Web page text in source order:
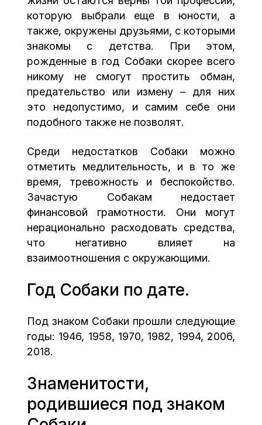
которую выбрали еще в юности, а
также, окружены друзьями, с которыми
знакомы с детства. При этом,
рожденные в год Собаки скорее всего
никому не смогут простить обман,
предательство или измену – для них
это недопустимо, и самим себе они
подобного также не позволят.
Среди недостатков Собаки можно
отметить медлительность, и в то же
время, тревожность и беспокойство.
Зачастую Собакам недостает
финансовой грамотности. Они могут
нерационально расходовать средства,
что негативно влияет на
взаимоотношения с окружающими.
Год Собаки по дате.
Под знаком Собаки прошли следующие
годы: 1946, 1958, 1970, 1982, 1994, 2006,
2018.
Знаменитости,
родившиеся под знаком